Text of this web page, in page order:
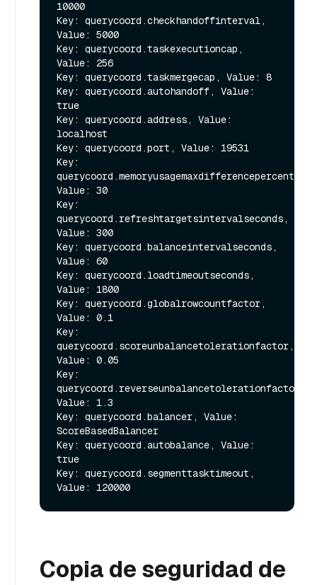
10000
Key: querycoord.checkhandoffinterval,
Value: 5000
Key: querycoord.taskexecutioncap,
Value: 256
Key: querycoord.taskmergecap, Value: 8
Key: querycoord.autohandoff, Value:
true
Key: querycoord.address, Value:
localhost
Key: querycoord.port, Value: 19531
Key:
querycoord.memoryusagemaxdifferencepercentage,
Value: 30
Key:
querycoord.refreshtargetsintervalseconds,
Value: 300
Key: querycoord.balanceintervalseconds,
Value: 60
Key: querycoord.loadtimeoutseconds,
Value: 1800
Key: querycoord.globalrowcountfactor,
Value: 0.1
Key:
querycoord.scoreunbalancetolerationfactor,
Value: 0.05
Key:
querycoord.reverseunbalancetolerationfactor,
Value: 1.3
Key: querycoord.balancer, Value:
ScoreBasedBalancer
Key: querycoord.autobalance, Value:
true
Key: querycoord.segmenttasktimeout,
Copia de seguridad de